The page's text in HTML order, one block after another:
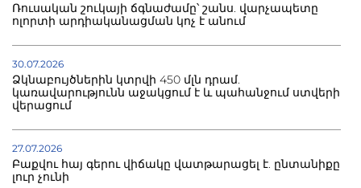
Ռուսական շուկայի ճգնաժամը՝ շանս. վարչապետը
ոլորտի արդիականացման կոչ է անում
30.07.2026
Ձկնաբույծներին կտրվի 450 մլն դրամ.
կառավարությունն աջակցում է և պահանջում ստվերի
վերացում
27.07.2026
Բաքվու հայ գերու վիճակը վատթարացել է. ընտանիքը
լուր չունի